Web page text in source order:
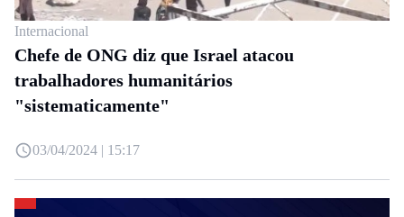
Internacional
Chefe de ONG diz que Israel atacou
trabalhadores humanitários
"sistematicamente"
03/04/2024 | 15:17